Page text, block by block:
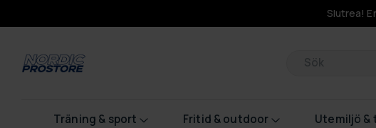
Slutrea!
Produkter
Träning & sport Fritid & outdoor Utemiljö &